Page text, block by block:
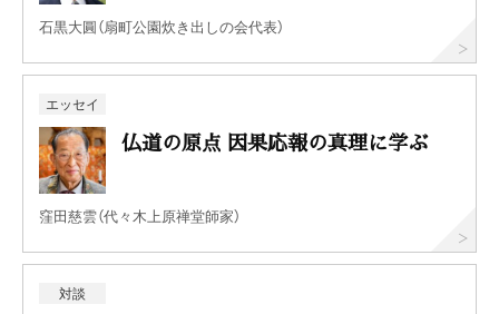
石黒大圓（扇町公園炊き出しの会代表）
エッセイ
仏道の原点 因果応報の真理に学ぶ
窪田慈雲（代々木上原禅堂師家）
対談